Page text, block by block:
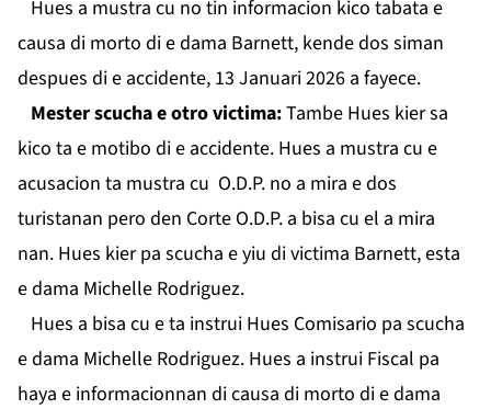
Hues a mustra cu no tin informacion kico tabata e
causa di morto di e dama Barnett, kende dos siman
despues di e accidente, 13 Januari 2026 a fayece.
Mester scucha e otro victima:Tambe Hues kier sa
kico ta e motibo di e accidente. Hues a mustra cu e
acusacion ta mustra cu O.D.P. no a mira e dos
turistanan pero den Corte O.D.P. a bisa cu el a mira
nan. Hues kier pa scucha e yiu di victima Barnett, esta
e dama Michelle Rodriguez.
Hues a bisa cu e ta instrui Hues Comisario pa scucha
e dama Michelle Rodriguez. Hues a instrui Fiscal pa
haya e informacionnan di causa di morto di e dama